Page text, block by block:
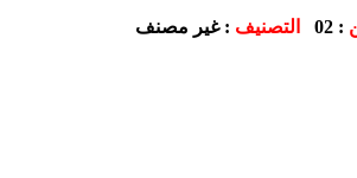
: 02 التصنيف : غير مصنف